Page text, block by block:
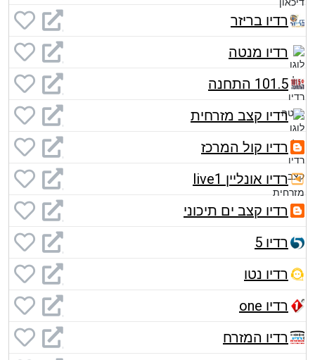
רדיו בריזר
רדיו מנטה
101.5 התחנה
רדיו קצב מזרחית
רדיו קול המרכז
רדיו אונליין live1
רדיו קצב ים תיכוני
רדיו 5
רדיו נטו
רדיו one
רדיו המזרח